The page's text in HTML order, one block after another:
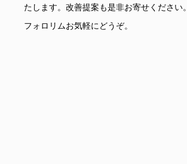
たします。改善提案も是非お寄せください。
フォロリムお気軽にどうぞ。